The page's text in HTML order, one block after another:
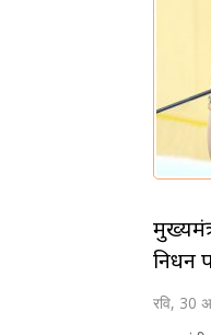
निधन
रवि, 30